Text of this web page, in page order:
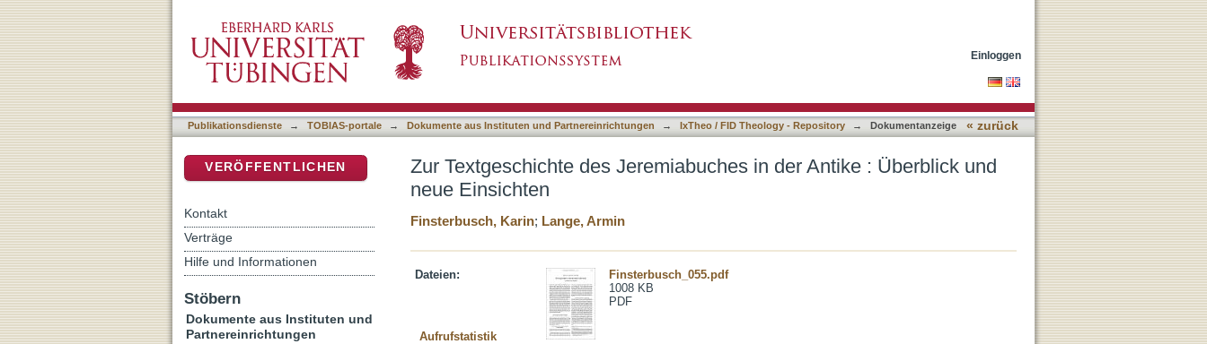
Einloggen
Publikationsdienste → TOBIAS-portale → Dokumente aus Instituten und Partnereinrichtungen → IxTheo / FID Theology - Repository → Dokumentanzeige « zurück
Zur Textgeschichte des Jeremiabuches in der Antike : Überblick und
neue Einsichten
Finsterbusch, Karin; Lange, Armin
Dateien:
Finsterbusch_055.pdf
1008 KB
PDF
Aufrufstatistik
VERÖFFENTLICHEN
Kontakt
Verträge
Hilfe und Informationen
Stöbern
Dokumente aus Instituten und
Partnereinrichtungen